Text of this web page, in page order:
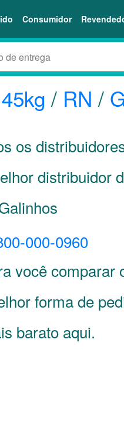
Consumidor
/ RN /
os
distribuidor
000-0960
você comparar
forma de
barato aqui.